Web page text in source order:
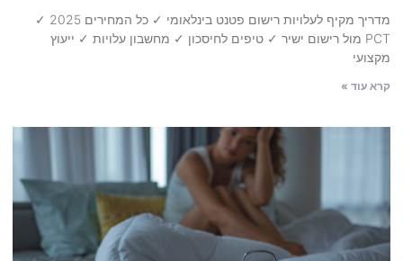
מדריך מקיף לעלויות רישום פטנט בינלאומי ✓ כל המחירים 2025 ✓
PCT מול רישום ישיר ✓ טיפים לחיסכון ✓ מחשבון עלויות ✓ ייעוץ
מקצועי
קרא עוד »